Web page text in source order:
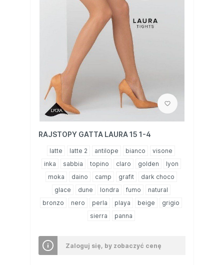
RAJSTOPY GATTA LAURA 15 1-4
latte latte 2 antilope bianco
visone
inka
sabbia topino claro golden
lyon
moka
daino camp grafit
dark choco
glace
dune londra fumo
natural
bronzo
nero perla playa beige
grigio
sierra
panna
Zaloguj się, by zobaczyć cenę